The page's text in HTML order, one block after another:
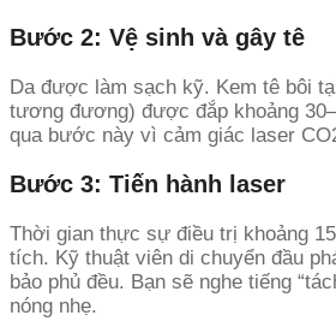
Bước 2: Vệ sinh và gây tê
Da được làm sạch kỹ. Kem tê bôi
tương đương) được đắp khoảng
qua bước này vì cảm giác laser
Bước 3: Tiến hành laser
Thời gian thực sự điều trị khoảng
tích. Kỹ thuật viên di chuyển đầu
bảo phủ đều. Bạn sẽ nghe tiếng
nóng nhẹ.